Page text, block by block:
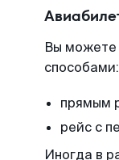
Вы можете
способами:
прямым
рейс с
Иногда в